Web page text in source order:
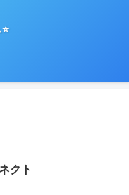
☆
クト